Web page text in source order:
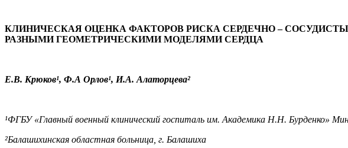
КЛИНИЧЕСКАЯ ОЦЕНКА ФАКТОРОВ РИСКА СЕРДЕЧНО –
РАЗНЫМИ ГЕОМЕТРИЧЕСКИМИ МОДЕЛЯМИ СЕРДЦА
Е.В. Крюков¹, Ф.А Орлов¹, И.А. Алаторцева²
¹ФГБУ «Главный военный клинический госпиталь им. Академика Н.Н. Бурденко»
²Балашихинская областная больница, г. Балашиха